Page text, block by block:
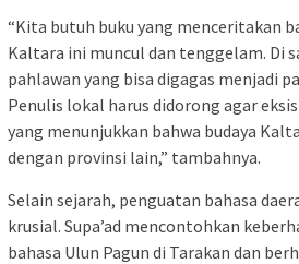
“Kita butuh buku yang menceritakan
Kaltara ini muncul dan tenggelam. Di
pahlawan yang bisa digagas menjadi
Penulis lokal harus didorong agar
yang menunjukkan bahwa budaya
dengan provinsi lain,” tambahnya.
Selain sejarah, penguatan bahasa
krusial. Supa’ad mencontohkan
bahasa Ulun Pagun di Tarakan dan